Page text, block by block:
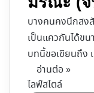
บางคนคงนึกสงสั
เป็นแควกันได้ข
บทนี้ขอเขียนถึง
อ่านต่อ »
ไลฟ์สไตล์